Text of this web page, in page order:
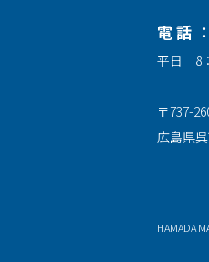
電話
平日 8
〒737-
広島県
HAMADA